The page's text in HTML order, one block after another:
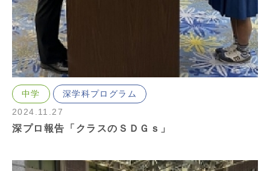
中学
深学科プログラム
2024.11.27
深プロ報告「クラスのＳＤＧｓ」